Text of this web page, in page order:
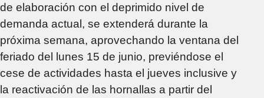
de elaboración con el deprimido nivel de
demanda actual, se extenderá durante la
próxima semana, aprovechando la ventana del
feriado del lunes 15 de junio, previéndose el
cese de actividades hasta el jueves inclusive y
la reactivación de las hornallas a partir del